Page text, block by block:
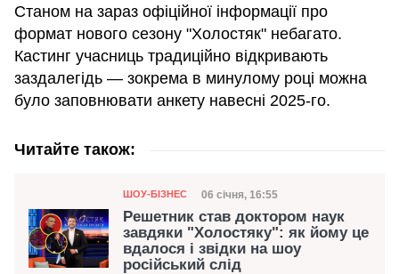
Станом на зараз офіційної інформації про
формат нового сезону "Холостяк" небагато.
Кастинг учасниць традиційно відкривають
заздалегідь — зокрема в минулому році можна
було заповнювати анкету навесні 2025-го.
Читайте також:
Категорія
ШОУ-БІЗНЕС Дата публікації
06 січня, 16:55
Решетник став доктором наук
завдяки "Холостяку": як йому це
вдалося і звідки на шоу
російський слід